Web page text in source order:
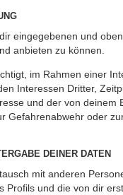
eingegebenen und
anbieten zu können.
im Rahmen einer
Interessen Dritter,
und der von deinem
Gefahrenabwehr oder
DEINER DATEN
mit anderen
Profils und die von dir